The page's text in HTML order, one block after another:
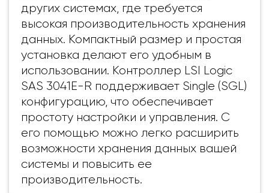
других системах, где требуется
высокая производительность хранения
данных. Компактный размер и простая
установка делают его удобным в
использовании. Контроллер LSI Logic
SAS 3041E-R поддерживает Single (SGL)
конфигурацию, что обеспечивает
простоту настройки и управления. С
его помощью можно легко расширить
возможности хранения данных вашей
системы и повысить ее
производительность.